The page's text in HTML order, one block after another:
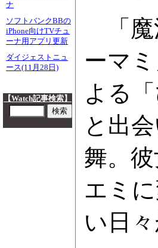
ナ
ソフトバンクBBの
iPhone向けTVチュ
ーナ用アプリ更新
ダイジェストニュ
ース(11月28日)
【Watch記事検索】
「魔
ーマ
よる
と出
舞。
エミ
い日